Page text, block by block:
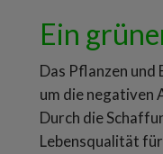
Ein
Das Pflanzen
um die negativen
Durch die
Lebensqualität